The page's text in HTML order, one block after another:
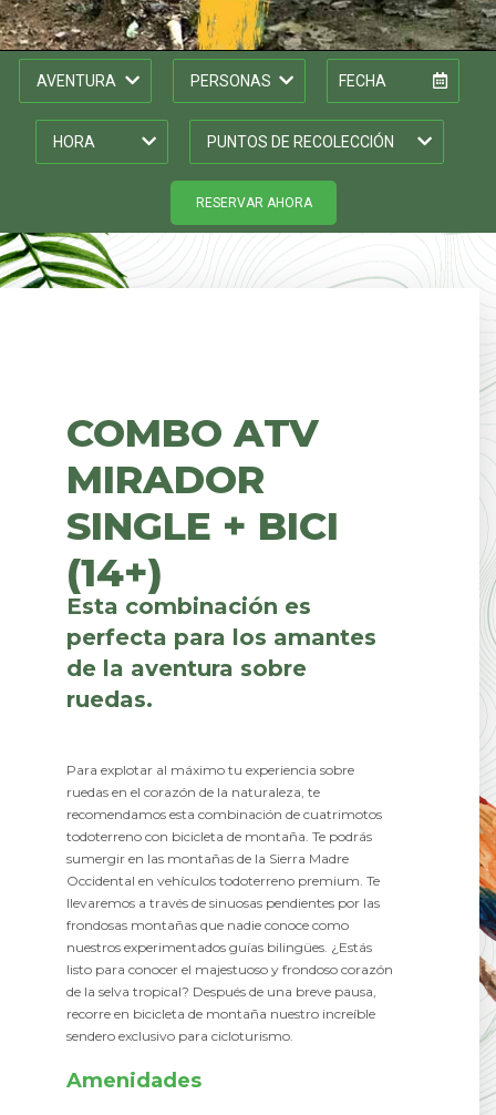
RESERVAR AHORA
COMBO ATV
MIRADOR
SINGLE + BICI
(14+)
Esta combinación es
perfecta para los amantes
de la aventura sobre
ruedas.
Para explotar al máximo tu experiencia sobre
ruedas en el corazón de la naturaleza, te
recomendamos esta combinación de cuatrimotos
todoterreno con bicicleta de montaña. Te podrás
sumergir en las montañas de la Sierra Madre
Occidental en vehículos todoterreno premium. Te
llevaremos a través de sinuosas pendientes por las
frondosas montañas que nadie conoce como
nuestros experimentados guías bilingües. ¿Estás
listo para conocer el majestuoso y frondoso corazón
de la selva tropical? Después de una breve pausa,
recorre en bicicleta de montaña nuestro increíble
sendero exclusivo para cicloturismo.
Amenidades